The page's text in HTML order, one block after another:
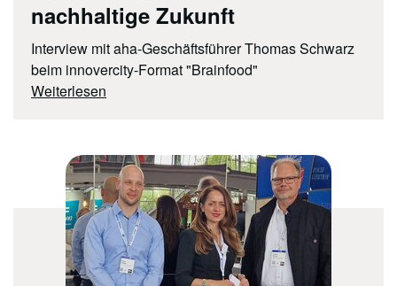
nachhaltige Zukunft
Interview mit aha-Geschäftsführer Thomas Schwarz
beim innovercity-Format "Brainfood"
Weiterlesen